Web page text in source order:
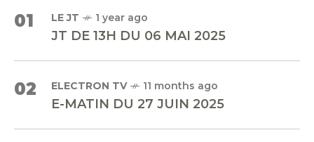
01 LE JT 1 year ago
JT DE 13H DU 06 MAI 2025
02 ELECTRON TV 11 months ago
E-MATIN DU 27 JUIN 2025